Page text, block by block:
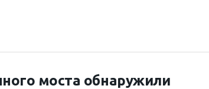
моста обнаружили